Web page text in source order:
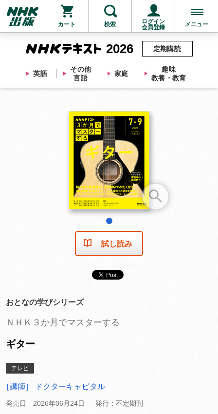
カート 検索
ログイン
会員登録
メニュー
2026
英語
その他
言語
家庭
趣味
教養・教育
定期購読
他にも商品を買う
試し読み
おとなの学びシリーズ
ＮＨＫ３か月でマスターする
ギター
テレビ
［講師］ ドクターキャピタル
発売日 2026年06月24日 発行：不定期刊